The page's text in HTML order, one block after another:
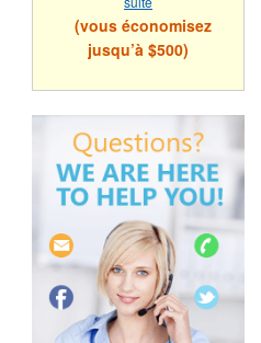
(vous économisez
jusqu’à $500)